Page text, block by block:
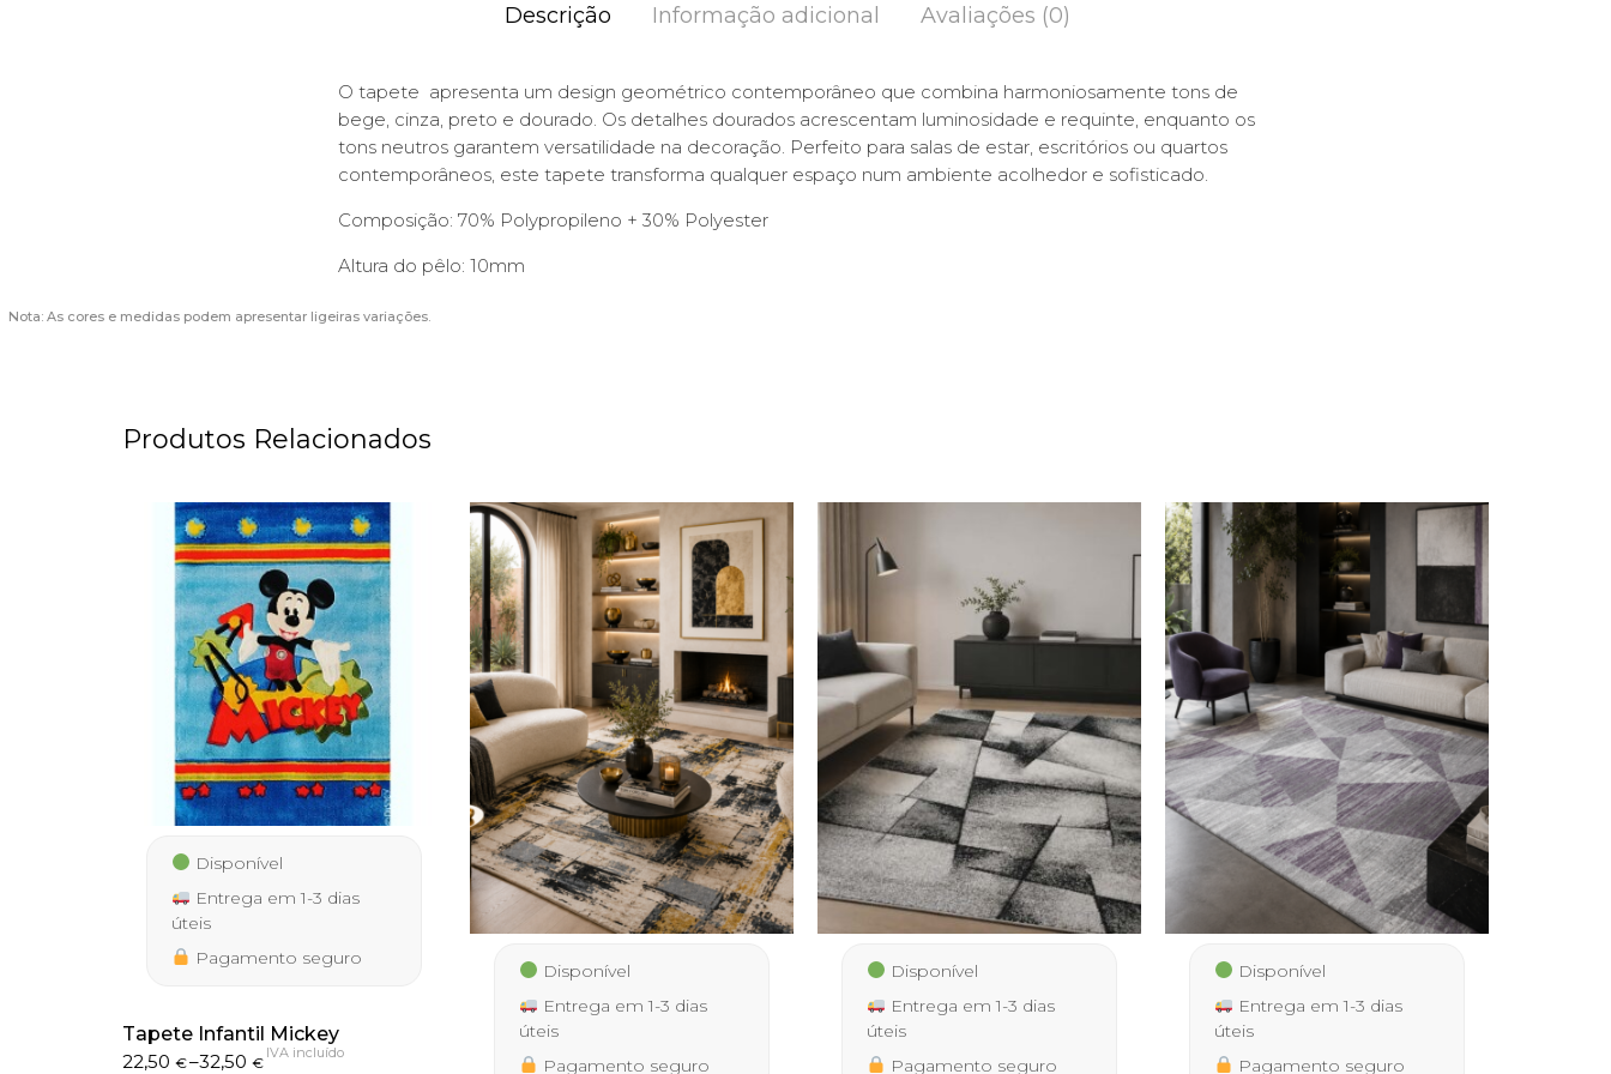
Descrição Informação adicional Avaliações (0)
O tapete apresenta um design geométrico contemporâneo que combina harmoniosamente tons de
bege, cinza, preto e dourado. Os detalhes dourados acrescentam luminosidade e requinte, enquanto os
tons neutros garantem versatilidade na decoração. Perfeito para salas de estar, escritórios ou quartos
contemporâneos, este tapete transforma qualquer espaço num ambiente acolhedor e sofisticado.
Composição: 70% Polypropileno + 30% Polyester
Altura do pêlo: 10mm
Nota: As cores e medidas podem apresentar ligeiras variações.
Produtos Relacionados
Disponível
Entrega em 1-3 dias
úteis
Pagamento seguro
Tapete Infantil Mickey
22,50 €–32,50€
Price
IVA incluído
Disponível
Entrega em 1-3 dias
úteis
Pagamento seguro
Disponível
Entrega em 1-3 dias
úteis
Pagamento seguro
Disponível
Entrega em 1-3 dias
úteis
Pagamento seguro